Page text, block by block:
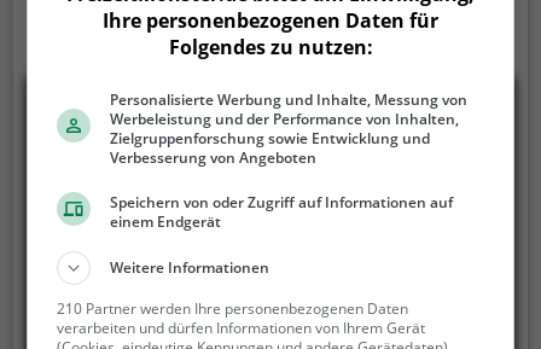
Ihre personenbezogenen Daten für
Folgendes zu nutzen:
Personalisierte Werbung und Inhalte, Messung von
Werbeleistung und der Performance von Inhalten,
Zielgruppenforschung sowie Entwicklung und
Verbesserung von Angeboten
Speichern von oder Zugriff auf Informationen auf
einem Endgerät
Weitere Informationen
210 Partner werden Ihre personenbezogenen Daten
verarbeiten und dürfen Informationen von Ihrem Gerät